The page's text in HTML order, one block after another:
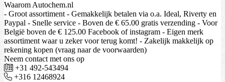
Waarom Autochem.nl
- Groot assortiment - Gemakkelijk betalen via o.a. Ideal, Riverty en
Paypal - Snelle service - Boven de € 65.00 gratis verzending - Voor
België boven de € 125.00 Facebook of instagram - Eigen merk
assortiment waar u zeker voor terug komt! - Zakelijk makkelijk op
rekening kopen (vraag naar de voorwaarden)
Neem contact met ons op
+31 492-543494
+316 12468924